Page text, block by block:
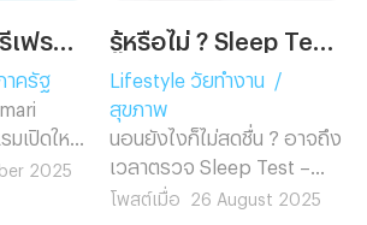
าครัฐ
เปิดใหม่
ครือ ออ
2025
Lifestyle วัยทำงาน
/
สุขภาพ
นอนยังไงก็ไม่สดชื่น ? อาจถึง
เวลาตรวจ Sleep Test –
ตอนนี้ใช้สิทธิประกันสังคมได้
โพสต์เมื่อ 26 August 2025